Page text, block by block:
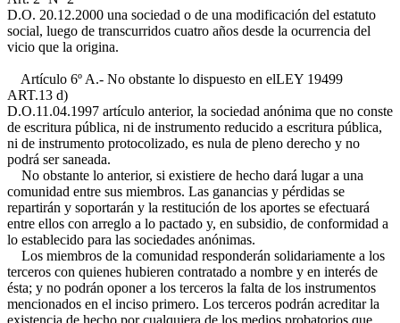
D.O. 20.12.2000 una sociedad o de una modificación del estatuto
social, luego de transcurridos cuatro años desde la ocurrencia del
vicio que la origina.
Artículo 6º A.- No obstante lo dispuesto en elLEY 19499
ART.13 d)
D.O.11.04.1997 artículo anterior, la sociedad anónima que no conste
de escritura pública, ni de instrumento reducido a escritura pública,
ni de instrumento protocolizado, es nula de pleno derecho y no
podrá ser saneada.
No obstante lo anterior, si existiere de hecho dará lugar a una
comunidad entre sus miembros. Las ganancias y pérdidas se
repartirán y soportarán y la restitución de los aportes se efectuará
entre ellos con arreglo a lo pactado y, en subsidio, de conformidad a
lo establecido para las sociedades anónimas.
Los miembros de la comunidad responderán solidariamente a los
terceros con quienes hubieren contratado a nombre y en interés de
ésta; y no podrán oponer a los terceros la falta de los instrumentos
mencionados en el inciso primero. Los terceros podrán acreditar la
existencia de hecho por cualquiera de los medios probatorios que